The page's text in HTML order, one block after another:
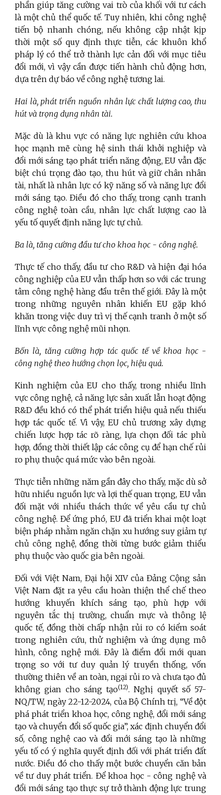
phần giúp tăng cường vai trò của khối với tư cách
là một chủ thể quốc tế. Tuy nhiên, khi công nghệ
tiến bộ nhanh chóng, nếu không cập nhật kịp
thời một số quy định thực tiễn, các khuôn khổ
pháp lý có thể trở thành lực cản đối với mục tiêu
đổi mới, vì vậy cần được tiến hành chủ động hơn,
dựa trên dự báo về công nghệ tương lai.
Hai là, phát triển nguồn nhân lực chất lượng cao, thu
hút và trọng dụng nhân tài.
Mặc dù là khu vực có năng lực nghiên cứu khoa
học mạnh mẽ cùng hệ sinh thái khởi nghiệp và
đổi mới sáng tạo phát triển năng động, EU vẫn đặc
biệt chú trọng đào tạo, thu hút và giữ chân nhân
tài, nhất là nhân lực có kỹ năng số và năng lực đổi
mới sáng tạo. Điều đó cho thấy, trong cạnh tranh
công nghệ toàn cầu, nhân lực chất lượng cao là
yếu tố quyết định năng lực tự chủ.
Ba là, tăng cường đầu tư cho khoa học - công nghệ.
Thực tế cho thấy, đầu tư cho R&D và hiện đại hóa
công nghiệp của EU vẫn thấp hơn so với các trung
tâm công nghệ hàng đầu trên thế giới. Đây là một
trong những nguyên nhân khiến EU gặp khó
khăn trong việc duy trì vị thế cạnh tranh ở một số
lĩnh vực công nghệ mũi nhọn.
Bốn là, tăng cường hợp tác quốc tế về khoa học -
công nghệ theo hướng chọn lọc, hiệu quả.
Kinh nghiệm của EU cho thấy, trong nhiều lĩnh
vực công nghệ, cả năng lực sản xuất lẫn hoạt động
R&D đều khó có thể phát triển hiệu quả nếu thiếu
hợp tác quốc tế. Vì vậy, EU chủ trương xây dựng
chiến lược hợp tác rõ ràng, lựa chọn đối tác phù
hợp, đồng thời thiết lập các công cụ để hạn chế rủi
ro phụ thuộc quá mức vào bên ngoài.
Thực tiễn những năm gần đây cho thấy, mặc dù sở
hữu nhiều nguồn lực và lợi thế quan trọng, EU vẫn
đối mặt với nhiều thách thức về yêu cầu tự chủ
công nghệ. Để ứng phó, EU đã triển khai một loạt
biện pháp nhằm ngăn chặn xu hướng suy giảm tự
chủ công nghệ, đồng thời từng bước giảm thiểu
phụ thuộc vào quốc gia bên ngoài.
Đối với Việt Nam, Đại hội XIV của Đảng Cộng sản
Việt Nam đặt ra yêu cầu hoàn thiện thể chế theo
hướng khuyến khích sáng tạo, phù hợp với
nguyên tắc thị trường, chuẩn mực và thông lệ
quốc tế, đồng thời chấp nhận rủi ro có kiểm soát
trong nghiên cứu, thử nghiệm và ứng dụng mô
hình, công nghệ mới. Đây là điểm đổi mới quan
trọng so với tư duy quản lý truyền thống, vốn
thường thiên về an toàn, ngại rủi ro và chưa tạo đủ
không gian cho sáng tạo(12). Nghị quyết số 57-
NQ/TW, ngày 22-12-2024, của Bộ Chính trị, “Về đột
phá phát triển khoa học, công nghệ, đổi mới sáng
tạo và chuyển đổi số quốc gia”, xác định chuyển đổi
số, công nghệ cao và đổi mới sáng tạo là những
yếu tố có ý nghĩa quyết định đối với phát triển đất
nước. Điều đó cho thấy một bước chuyển căn bản
về tư duy phát triển. Để khoa học - công nghệ và
đổi mới sáng tạo thực sự trở thành động lực trung